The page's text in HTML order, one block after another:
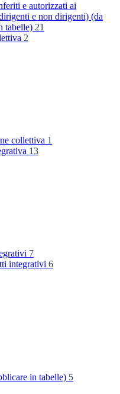
e autorizzati ai
e non dirigenti) (da
tabelle) 21
2
collettiva 1
13
7
integrativi 6
in tabelle) 5